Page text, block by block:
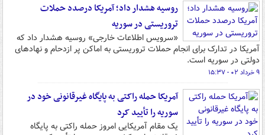
روسیه هشدار داد؛ آمریکا درصدد حملات
تروریستی در سوریه
«سرویس اطلاعات خارجی» روسیه هشدار داد که
آمریکا در تدارک برای انجام حملات تروریستی به اماکن پر ازدحام و نهادهای
دولتی در سوریه است.
۹ خرداد ۰۲ - ۱۵:۳۷
آمریکا حمله راکتی به پایگاه غیرقانونی خود در
سوریه را تأیید کرد
یک مقام آمریکایی امروز حمله راکتی به پایگاه